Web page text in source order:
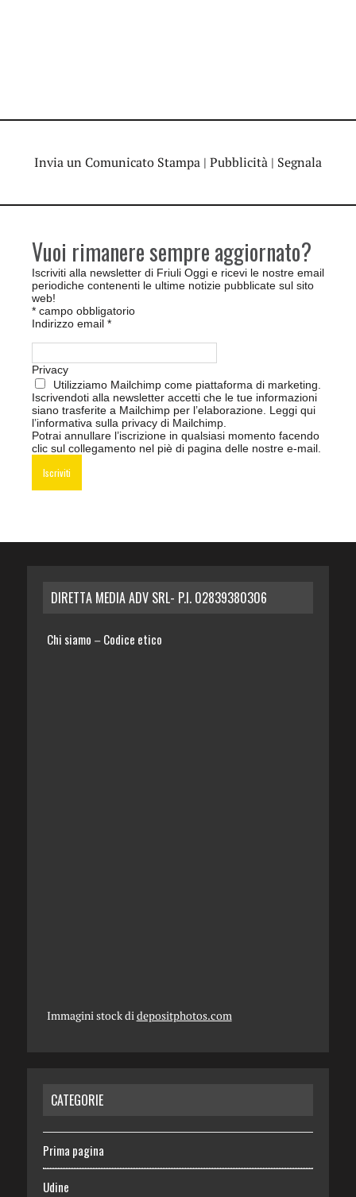
Invia un Comunicato Stampa | Pubblicità | Segnala
Vuoi rimanere sempre aggiornato?
Iscriviti alla newsletter di Friuli Oggi e ricevi le nostre email
periodiche contenenti le ultime notizie pubblicate sul sito
web!
* campo obbligatorio
Indirizzo email *
Privacy
Utilizziamo Mailchimp come piattaforma di marketing.
Iscrivendoti alla newsletter accetti che le tue informazioni
siano trasferite a Mailchimp per l’elaborazione. Leggi qui
l’informativa sulla privacy di Mailchimp.
Potrai annullare l’iscrizione in qualsiasi momento facendo
clic sul collegamento nel piè di pagina delle nostre e-mail.
DIRETTA MEDIA ADV SRL- P.I. 02839380306
Chi siamo – Codice etico
Immagini stock didepositphotos.com
CATEGORIE
Prima pagina
Udine